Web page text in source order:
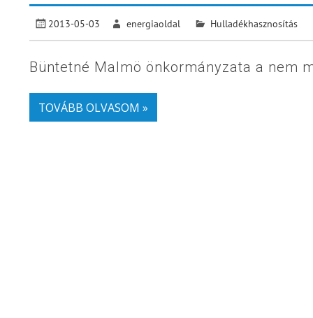
2013-05-03 energiaoldal Hulladékhasznosítás
Büntetné Malmö önkormányzata a nem
TOVÁBB OLVASOM »